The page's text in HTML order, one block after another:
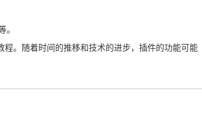
。随着时间的推移和技术的进步，插件的功能可能